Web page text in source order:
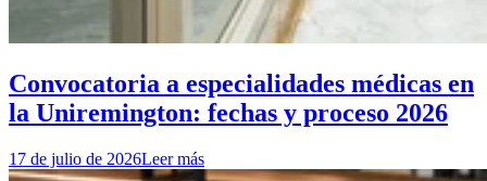
Convocatoria a especialidades médicas en
la Uniremington: fechas y proceso 2026
17 de julio de 2026Leer más